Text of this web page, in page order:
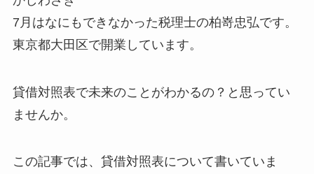
7月はなにもできなかった税理士の柏嵜忠弘です。
東京都大田区で開業しています。
貸借対照表で未来のことがわかるの？と思ってい
ませんか。
この記事では、貸借対照表について書いていま